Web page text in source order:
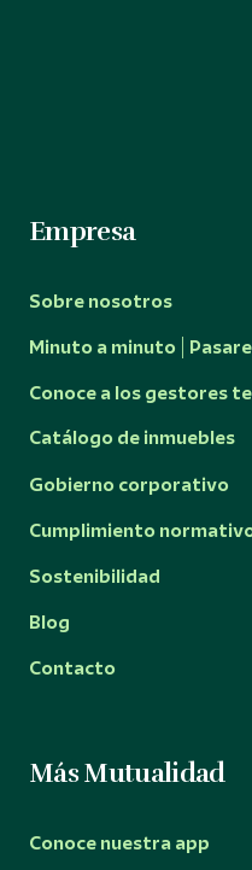
Empresa
Sobre nosotros
Minuto a minuto |
Conoce a los gestores
Catálogo de inmuebles
Gobierno corporativo
Cumplimiento
Sostenibilidad
Blog
Contacto
Más Mutualidad
Conoce nuestra app